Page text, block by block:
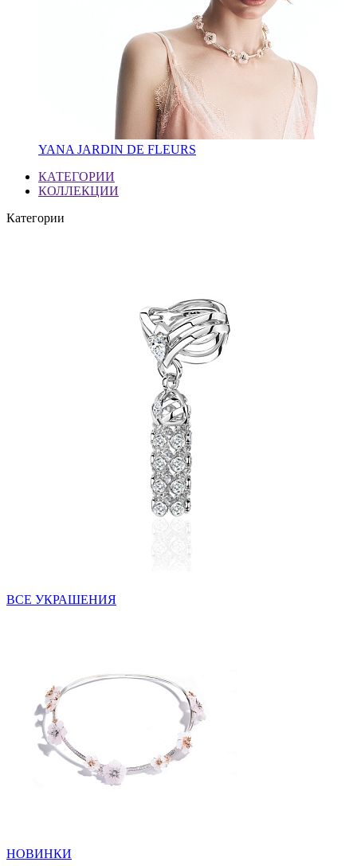
YANA JARDIN DE FLEURS
КАТЕГОРИИ
КОЛЛЕКЦИИ
Категории
ВСЕ УКРАШЕНИЯ
НОВИНКИ